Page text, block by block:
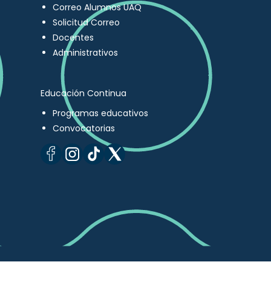
Correo Alumnos UAQ
Solicitud Correo
Docentes
Administrativos
Educación Continua
Programas educativos
Convocatorias